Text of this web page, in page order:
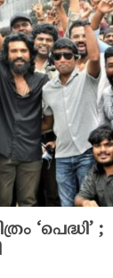
‘പെദ്ധി’ ;